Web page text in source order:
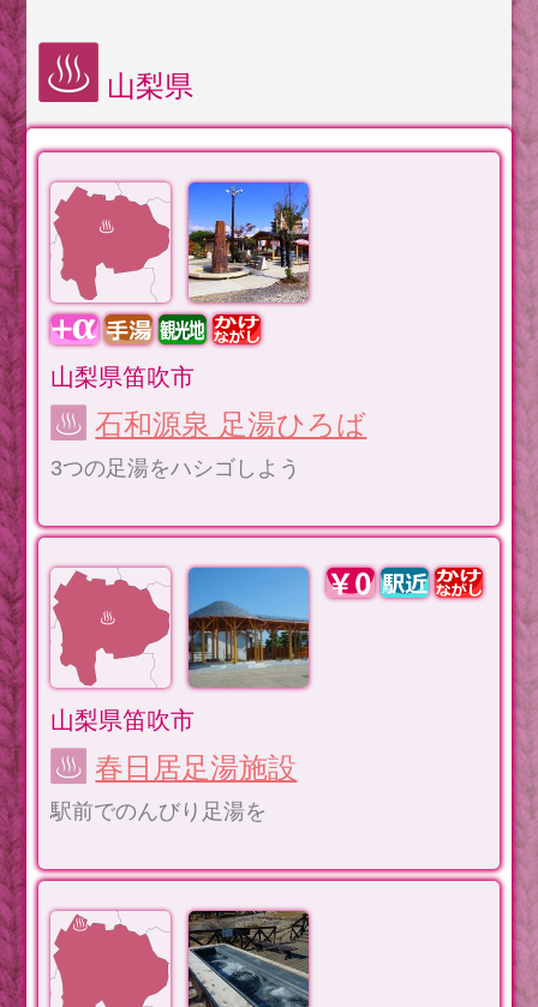
山梨県
山梨県笛吹市
石和源泉 足湯ひろば
3つの足湯をハシゴしよう
山梨県笛吹市
春日居足湯施設
駅前でのんびり足湯を